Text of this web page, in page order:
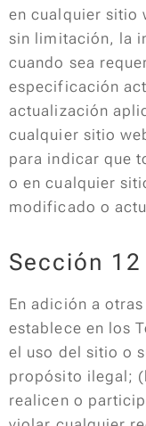
en cualquier sitio
sin limitación, la
cuando sea
especificación
actualización
cualquier sitio
para indicar que
o en cualquier
modificado o
Sección
En adición a
establece en los
el uso del sitio o
propósito ilegal;
realicen o